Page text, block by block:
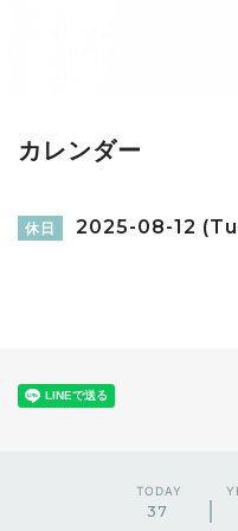
カレンダー
休日 2025-08-12
TODAY
37